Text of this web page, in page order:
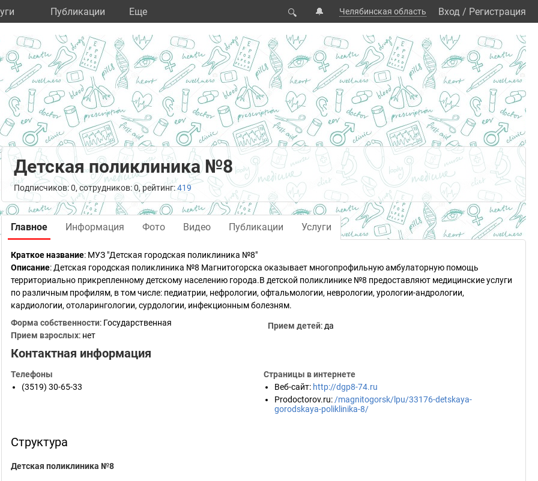
Публикации Eще 🔍 🔔 Челябинская область Вход / Регистрация
Детская поликлиника №8
Подписчиков: 0, сотрудников: 0, рейтинг:419
Главное Информация Фото Видео Публикации Услуги
Краткое название: МУЗ "Детская городская поликлиника №8"
Описание: Детская городская поликлиника №8 Магнитогорска оказывает многопрофильную амбулаторную помощь
территориально прикрепленному детскому населению города.В детской поликлинике №8 предоставляют медицинские услуги
по различным профилям, в том числе: педиатрии, нефрологии, офтальмологии, неврологии, урологии-андрологии,
кардиологии, отоларингологии, сурдологии, инфекционным болезням.
Форма собственности: Государственная
Прием взрослых: нет
Прием детей: да
Контактная информация
Телефоны
(3519) 30-65-33
Страницы в интернете
Веб-сайт: http://dgp8-74.ru
Prodoctorov.ru: /magnitogorsk/lpu/33176-detskaya-
gorodskaya-poliklinika-8/
Структура
Детская поликлиника №8